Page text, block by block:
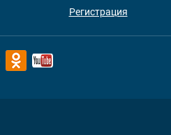
Регистрация